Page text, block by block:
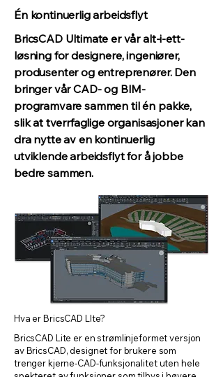
Én kontinuerlig arbeidsflyt
BricsCAD Ultimate er vår alt-i-ett-
løsning for designere, ingeniører,
produsenter og entreprenører. Den
bringer vår CAD- og BIM-
programvare sammen til én pakke,
slik at tverrfaglige organisasjoner kan
dra nytte av en kontinuerlig
utviklende arbeidsflyt for å jobbe
bedre sammen.
Hva er BricsCAD LIte?
BricsCAD Lite er en strømlinjeformet versjon
av BricsCAD, designet for brukere som
trenger kjerne-CAD-funksjonalitet uten hele